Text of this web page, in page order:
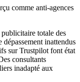
comme anti-agences
totale des
dépassement inattendus
sur Trustpilot font état
consultants
inadapté aux